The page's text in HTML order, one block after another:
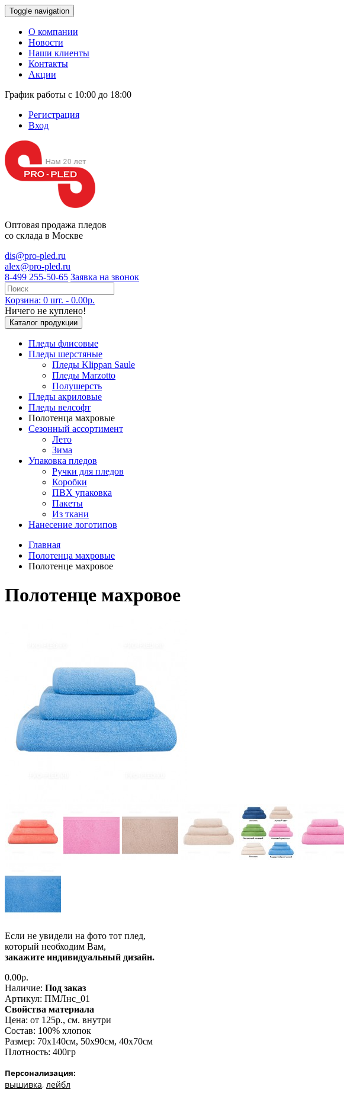
Toggle navigation
О компании
Новости
Наши клиенты
Контакты
Акции
График работы с 10:00 до 18:00
Регистрация
Вход
Оптовая продажа пледов
со склада в Москве
dis@pro-pled.ru
alex@pro-pled.ru
8-499 255-50-65 Заявка на звонок
Корзина: 0 шт. - 0.00р.
Ничего не куплено!
Каталог продукции
Пледы флисовые
Пледы шерстяные
Пледы Klippan Saule
Пледы Marzotto
Полушерсть
Пледы акриловые
Пледы велсофт
Полотенца махровые
Сезонный ассортимент
Лето
Зима
Упаковка пледов
Ручки для пледов
Коробки
ПВХ упаковка
Пакеты
Из ткани
Нанесение логотипов
Главная
Полотенца махровые
Полотенце махровое
Полотенце махровое
Если не увидели на фото тот плед,
который необходим Вам,
закажите индивидуальный дизайн.
0.00р.
Наличие: Под заказ
Артикул: ПМЛнс_01
Свойства материала
Цена: от 125р., см. внутри
Состав: 100% хлопок
Размер: 70х140см, 50х90см, 40х70см
Плотность: 400гр
Персонализация:
вышивка, лейбл